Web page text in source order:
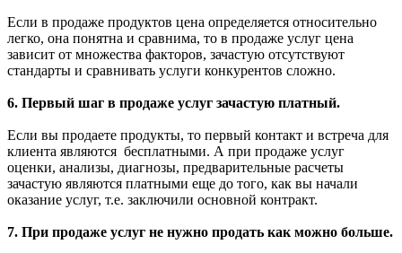
Если в продаже продуктов цена определяется относительно
легко, она понятна и сравнима, то в продаже услуг цена
зависит от множества факторов, зачастую отсутствуют
стандарты и сравнивать услуги конкурентов сложно.
6. Первый шаг в продаже услуг зачастую платный.
Если вы продаете продукты, то первый контакт и встреча для
клиента являются бесплатными. А при продаже услуг
оценки, анализы, диагнозы, предварительные расчеты
зачастую являются платными еще до того, как вы начали
оказание услуг, т.е. заключили основной контракт.
7. При продаже услуг не нужно продать как можно больше.